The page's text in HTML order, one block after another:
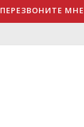
ПЕРЕЗВОНИТЕ МНЕ